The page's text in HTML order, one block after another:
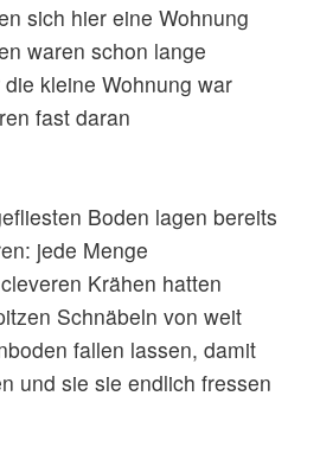
sich hier eine Wohnung
waren schon lange
kleine Wohnung war
fast daran
Boden lagen bereits
jede Menge
Krähen hatten
Schnäbeln von weit
fallen lassen, damit
und sie sie endlich fressen